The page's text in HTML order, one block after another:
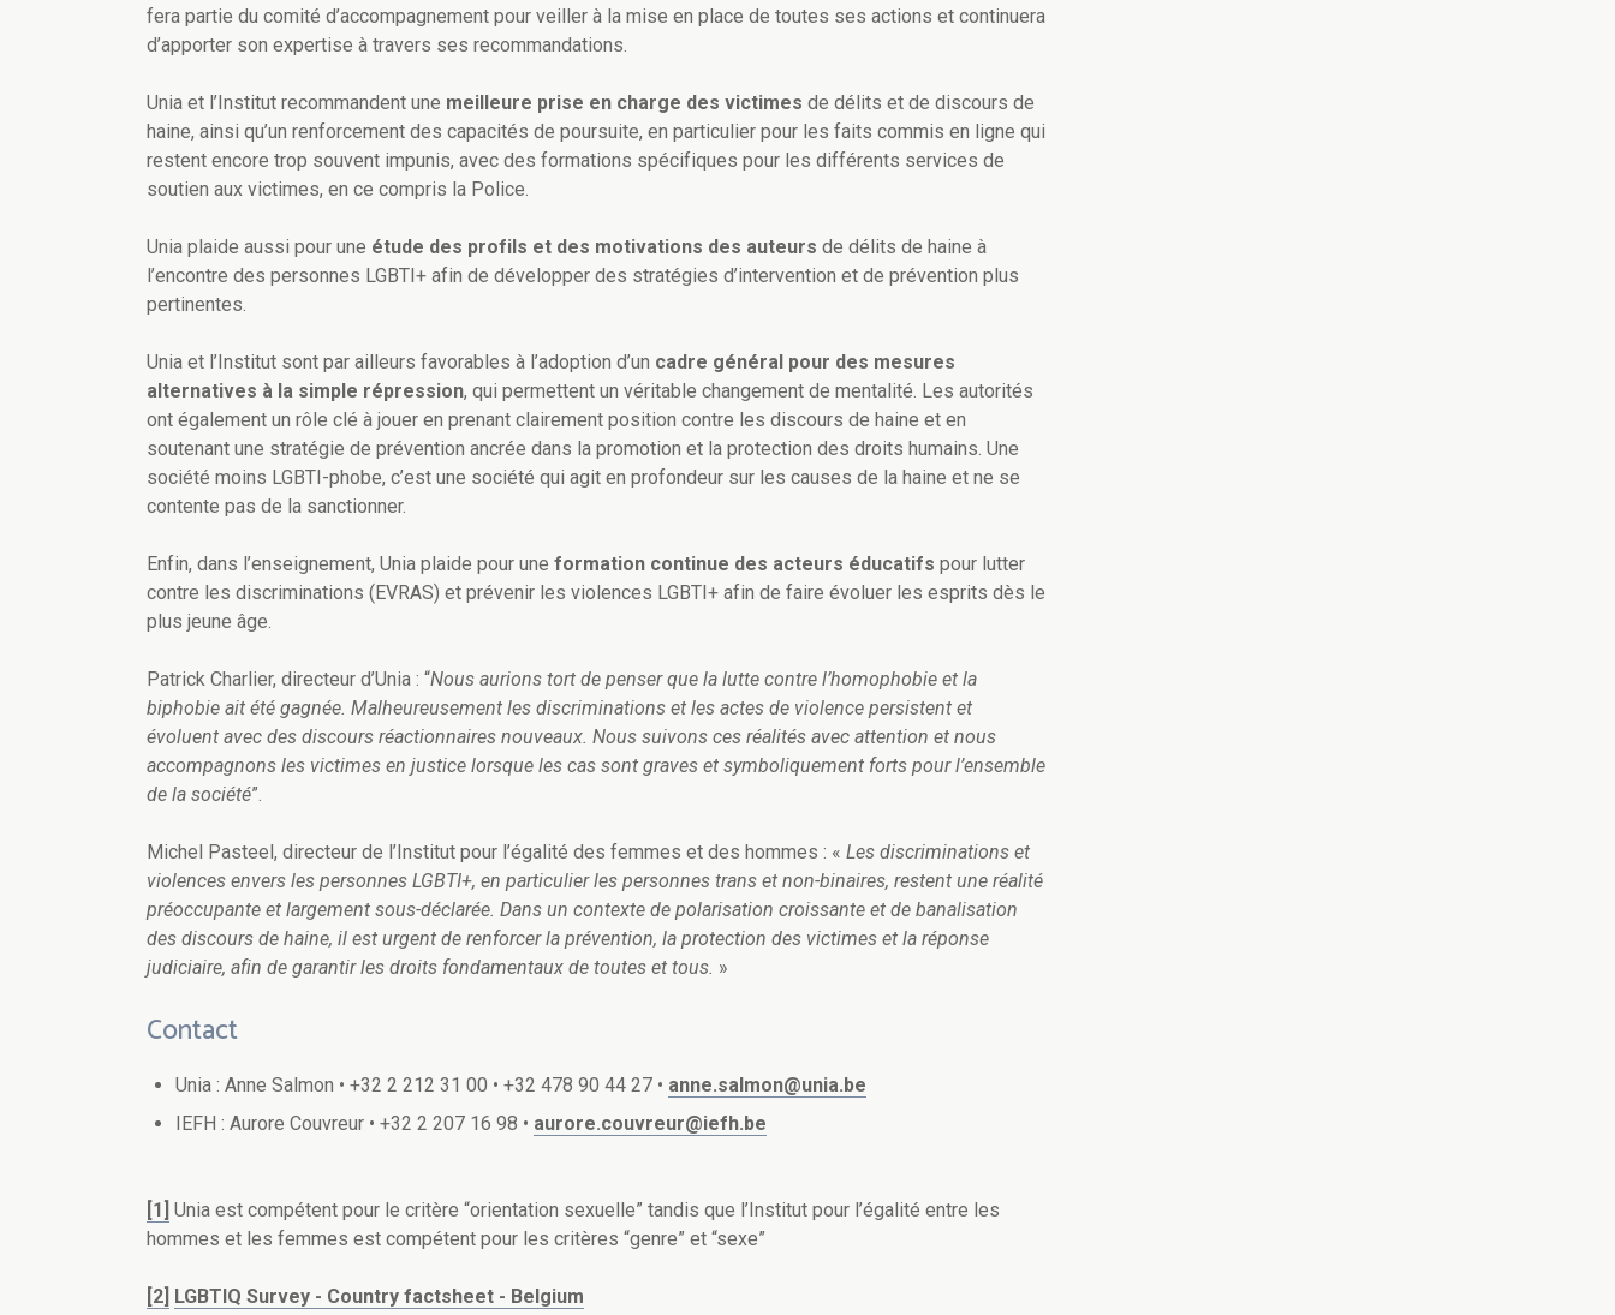
fera partie du comité d’accompagnement pour veiller à la mise en place de toutes ses actions et continuera
d’apporter son expertise à travers ses recommandations.
Unia et l’Institut recommandent une meilleure prise en charge des victimes de délits et de discours de
haine, ainsi qu’un renforcement des capacités de poursuite, en particulier pour les faits commis en ligne qui
restent encore trop souvent impunis, avec des formations spécifiques pour les différents services de
soutien aux victimes, en ce compris la Police.
Unia plaide aussi pour une étude des profils et des motivations des auteurs de délits de haine à
l’encontre des personnes LGBTI+ afin de développer des stratégies d’intervention et de prévention plus
pertinentes.
Unia et l’Institut sont par ailleurs favorables à l’adoption d’un cadre général pour des mesures
alternatives à la simple répression, qui permettent un véritable changement de mentalité. Les autorités
ont également un rôle clé à jouer en prenant clairement position contre les discours de haine et en
soutenant une stratégie de prévention ancrée dans la promotion et la protection des droits humains. Une
société moins LGBTI-phobe, c’est une société qui agit en profondeur sur les causes de la haine et ne se
contente pas de la sanctionner.
Enfin, dans l’enseignement, Unia plaide pour une formation continue des acteurs éducatifs pour lutter
contre les discriminations (EVRAS) et prévenir les violences LGBTI+ afin de faire évoluer les esprits dès le
plus jeune âge.
Patrick Charlier, directeur d’Unia : “Nous aurions tort de penser que la lutte contre l’homophobie et la
biphobie ait été gagnée. Malheureusement les discriminations et les actes de violence persistent et
évoluent avec des discours réactionnaires nouveaux. Nous suivons ces réalités avec attention et nous
accompagnons les victimes en justice lorsque les cas sont graves et symboliquement forts pour l’ensemble
de la société”.
Michel Pasteel, directeur de l’Institut pour l’égalité des femmes et des hommes : « Les discriminations et
violences envers les personnes LGBTI+, en particulier les personnes trans et non-binaires, restent une réalité
préoccupante et largement sous-déclarée. Dans un contexte de polarisation croissante et de banalisation
des discours de haine, il est urgent de renforcer la prévention, la protection des victimes et la réponse
judiciaire, afin de garantir les droits fondamentaux de toutes et tous. »
Contact
Unia : Anne Salmon • +32 2 212 31 00 • +32 478 90 44 27 • anne.salmon@unia.be
IEFH : Aurore Couvreur • +32 2 207 16 98 • aurore.couvreur@iefh.be
[1]
Unia est compétent pour le critère “orientation sexuelle” tandis que l’Institut pour l’égalité entre les
hommes et les femmes est compétent pour les critères “genre” et “sexe”
[2] LGBTIQ Survey - Country factsheet - Belgium